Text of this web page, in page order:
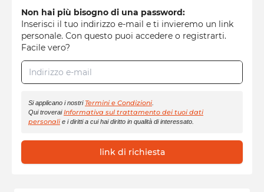
Non hai più bisogno di una password:
Inserisci il tuo indirizzo e-mail e ti invieremo un link
personale. Con questo puoi accedere o registrarti.
Facile vero?
Indirizzo e-mail
Si applicano i nostri Termini e Condizioni
Qui troveraiInformativa sul trattamento dei tuoi dati
personali e i diritti a cui hai diritto in qualità di interessato.
link di richiesta